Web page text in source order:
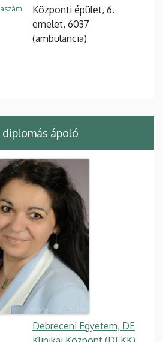
Központi épület, 6.
emelet, 6037
(ambulancia)
diplomás ápoló
Debreceni Egyetem, DE